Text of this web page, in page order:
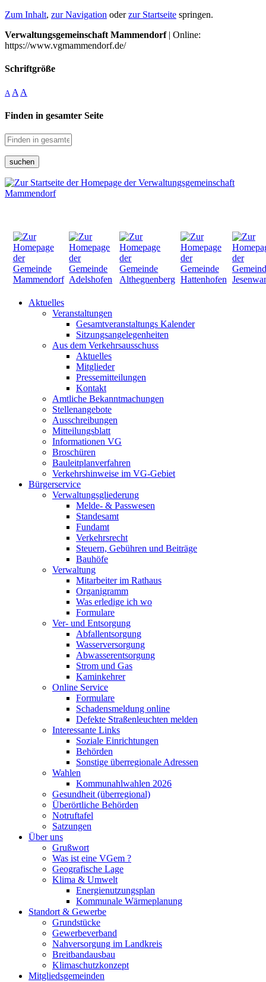
Zum Inhalt, zur Navigation oderzur Startseite springen.
Verwaltungsgemeinschaft Mammendorf| Online:
https://www.vgmammendorf.de/
Schriftgröße
A A A
Finden in gesamter Seite
suchen
Aktuelles
Veranstaltungen
Gesamtveranstaltungs Kalender
Sitzungsangelegenheiten
Aus dem Verkehrsausschuss
Aktuelles
Mitglieder
Pressemitteilungen
Kontakt
Amtliche Bekanntmachungen
Stellenangebote
Ausschreibungen
Mitteilungsblatt
Informationen VG
Broschüren
Bauleitplanverfahren
Verkehrshinweise im VG-Gebiet
Bürgerservice
Verwaltungsgliederung
Melde- & Passwesen
Standesamt
Fundamt
Verkehrsrecht
Steuern, Gebühren und Beiträge
Bauhöfe
Verwaltung
Mitarbeiter im Rathaus
Organigramm
Was erledige ich wo
Formulare
Ver- und Entsorgung
Abfallentsorgung
Wasserversorgung
Abwasserentsorgung
Strom und Gas
Kaminkehrer
Online Service
Formulare
Schadensmeldung online
Defekte Straßenleuchten melden
Interessante Links
Soziale Einrichtungen
Behörden
Sonstige überregionale Adressen
Wahlen
Kommunahlwahlen 2026
Gesundheit (überregional)
Überörtliche Behörden
Notruftafel
Satzungen
Über uns
Grußwort
Was ist eine VGem ?
Geografische Lage
Klima & Umwelt
Energienutzungsplan
Kommunale Wärmeplanung
Standort & Gewerbe
Grundstücke
Gewerbeverband
Nahversorgung im Landkreis
Breitbandausbau
Klimaschutzkonzept
Mitgliedsgemeinden